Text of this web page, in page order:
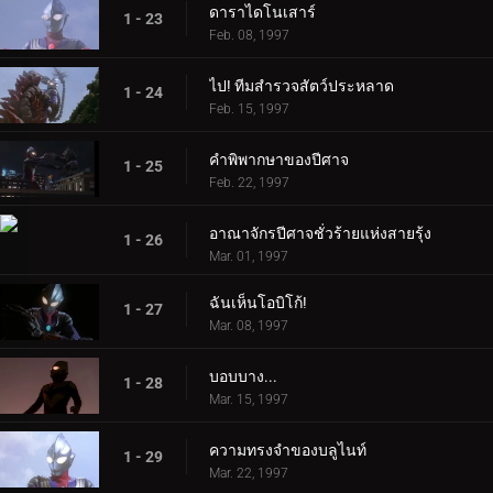
1 - 23 ดาราไดโนเสาร์
Feb. 08, 1997
1 - 24 ไป! ทีมสำรวจสัตว์ประหลาด
Feb. 15, 1997
1 - 25 คำพิพากษาของปีศาจ
Feb. 22, 1997
1 - 26 อาณาจักรปีศาจชั่วร้ายแห่งสายรุ้ง
Mar. 01, 1997
1 - 27 ฉันเห็นโอบิโก้!
Mar. 08, 1997
1 - 28 บอบบาง...
Mar. 15, 1997
1 - 29 ความทรงจำของบลูไนท์
Mar. 22, 1997